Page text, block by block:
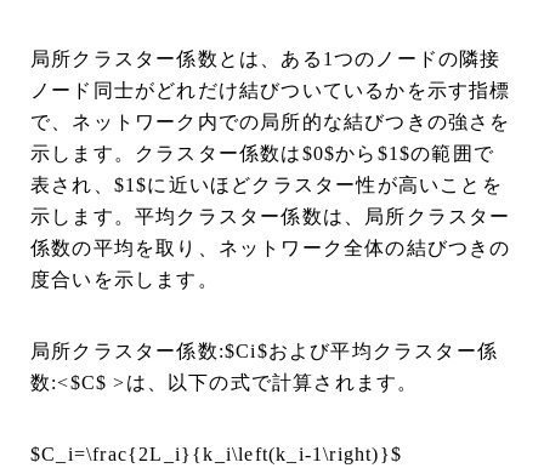
局所クラスター係数とは、ある1つのノードの隣接
ノード同士がどれだけ結びついているかを示す指標
で、ネットワーク内での局所的な結びつきの強さを
示します。クラスター係数は$0$から$1$の範囲で
表され、$1$に近いほどクラスター性が高いことを
示します。平均クラスター係数は、局所クラスター
係数の平均を取り、ネットワーク全体の結びつきの
度合いを示します。
局所クラスター係数:$Ci$および平均クラスター係
数:<$C$ >は、以下の式で計算されます。
$C_i=\frac{2L_i}{k_i\left(k_i-1\right)}$